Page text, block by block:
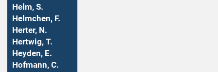
Helm, S.
Helmchen, F.
Herter, N.
Hertwig, T.
Heyden, E.
Hofmann, C.